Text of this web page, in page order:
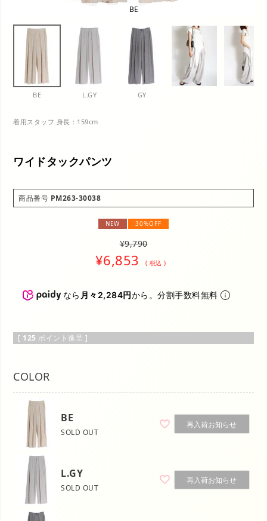
BE
BE L.GY GY
着用スタッフ 身長：159cm
ワイドタックパンツ
商品番号 PM263-30038
NEW 30%OFF
¥9,790
¥6,853 税込
なら 月々2,284円から。分割手数料無料
[ 125 ポイント進呈 ]
COLOR
BE
SOLD OUT
再入荷お知らせ
L.GY
SOLD OUT
再入荷お知らせ